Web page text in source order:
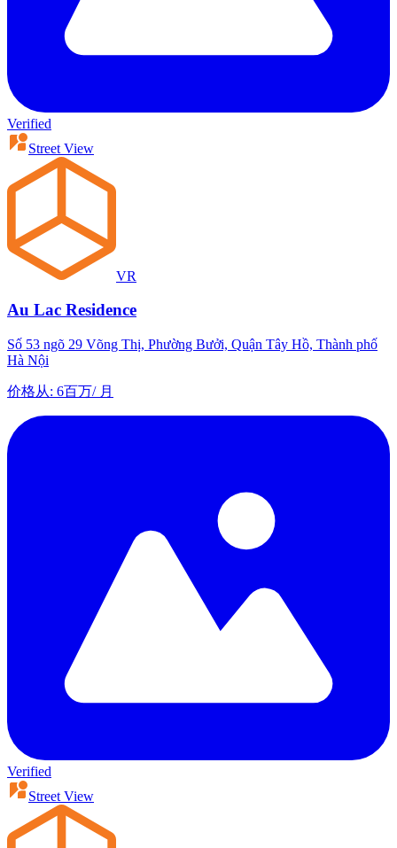
Verified
Street View
VR
Au Lac Residence
Số 53 ngõ 29 Võng Thị, Phường Bưởi, Quận Tây Hồ, Thành phố
Hà Nội
价格从: 6百万/月
Verified
Street View